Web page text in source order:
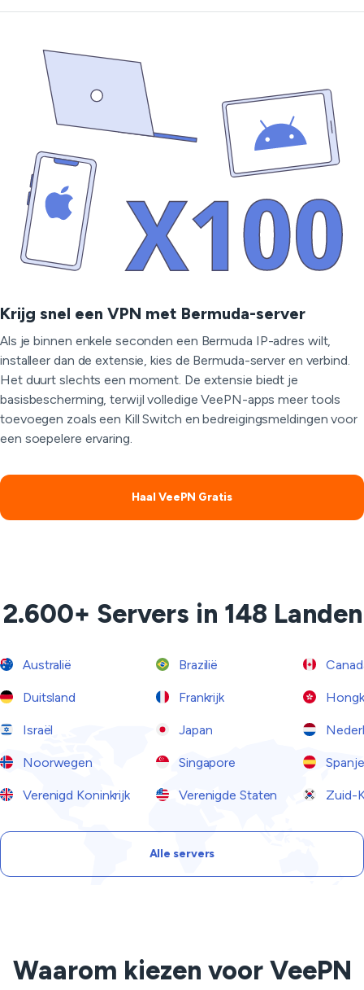
Krijg snel een VPN met Bermuda-server
Als je binnen enkele seconden een Bermuda IP-adres wilt,
installeer dan de extensie, kies de Bermuda-server en verbind.
Het duurt slechts een moment. De extensie biedt je
basisbescherming, terwijl volledige VeePN-apps meer tools
toevoegen zoals een Kill Switch en bedreigingsmeldingen voor
een soepelere ervaring.
Haal VeePN Gratis
2.600+ Servers in 148 Landen
Australië Brazilië
Duitsland Frankrijk
Israël Japan
Noorwegen Singapore Spanje
Verenigd Koninkrijk Verenigde Staten Zuid-
Alle servers
Waarom kiezen voor VeePN